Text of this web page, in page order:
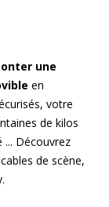
une
en
votre
de kilos
Découvrez
de scène,